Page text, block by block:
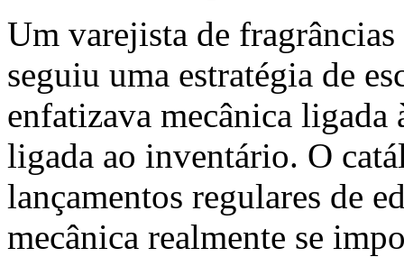
Um varejista de
seguiu uma estratégia de
enfatizava mecânica ligada
ligada ao inventário. O
lançamentos regulares de
mecânica realmente se